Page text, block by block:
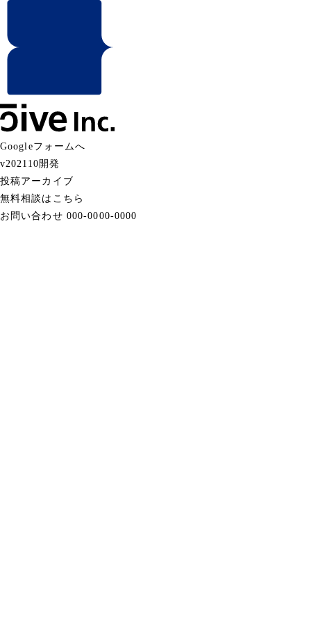
Googleフォームへ
v202110開発
投稿アーカイブ
無料相談はこちら
お問い合わせ 000-0000-0000